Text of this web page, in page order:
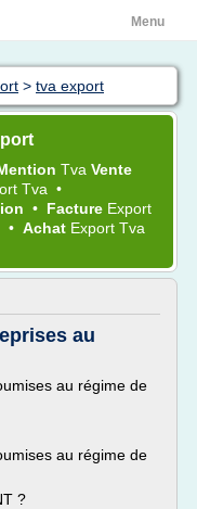
Menu
> tva export
Tva Vente
Tva •
• Facture Export
• Achat Export Tva
au
au régime de
au régime de
?